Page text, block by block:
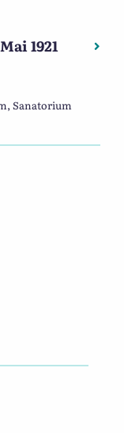
1919
1921
Sanatorium